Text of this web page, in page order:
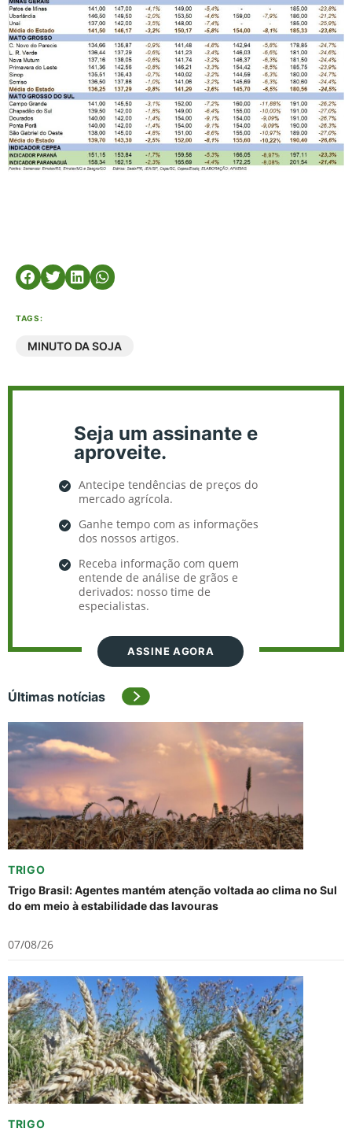
TAGS:
MINUTO DA SOJA
Seja um assinante e
aproveite.
Antecipe tendências de preços do
mercado agrícola.
Ganhe tempo com as informações
dos nossos artigos.
Receba informação com quem
entende de análise de grãos e
derivados: nosso time de
especialistas.
ASSINE AGORA
Últimas notícias
TRIGO
Trigo Brasil: Agentes mantém atenção voltada ao clima no Sul
do em meio à estabilidade das lavouras
07/08/26
TRIGO